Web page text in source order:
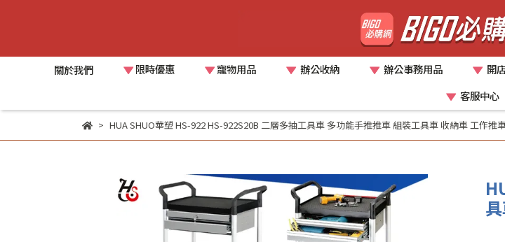
關於我們 限時優惠 寵物用品 辦公收納 辦公事務用品 開
客服中心
HUA SHUO華塑 HS-922 HS-922S20B 二層多抽工具車 多功能手推推車 組裝工具車 收納車 工作推